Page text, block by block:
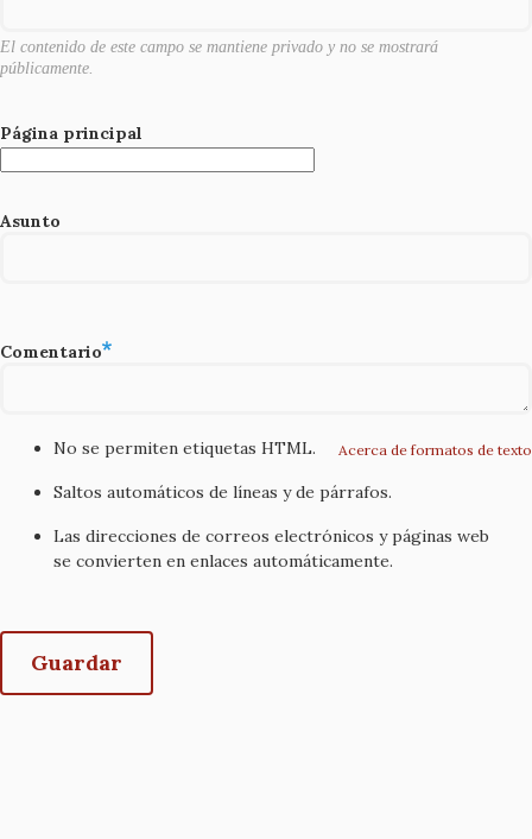
El contenido de este campo se mantiene privado y no se mostrará
públicamente.
Página principal
Asunto
Comentario
Acerca de formatos de texto
No se permiten etiquetas HTML.
Saltos automáticos de líneas y de párrafos.
Las direcciones de correos electrónicos y páginas web
se convierten en enlaces automáticamente.